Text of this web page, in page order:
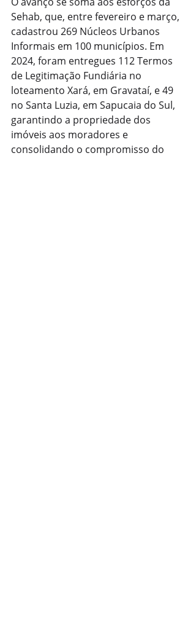
Sehab, que, entre fevereiro e março,
cadastrou 269 Núcleos Urbanos
Informais em 100 municípios. Em
2024, foram entregues 112 Termos
de Legitimação Fundiária no
loteamento Xará, em Gravataí, e 49
no Santa Luzia, em Sapucaia do Sul,
garantindo a propriedade dos
imóveis aos moradores e
consolidando o compromisso do